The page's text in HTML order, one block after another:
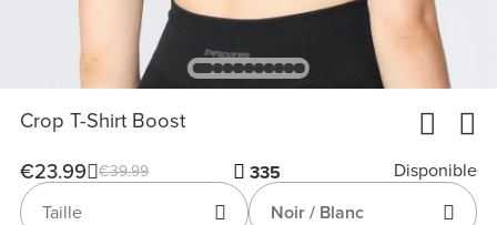
Crop T-Shirt Boost
€23.99 €39.99 335
Disponible
Noir / Blanc
Taille